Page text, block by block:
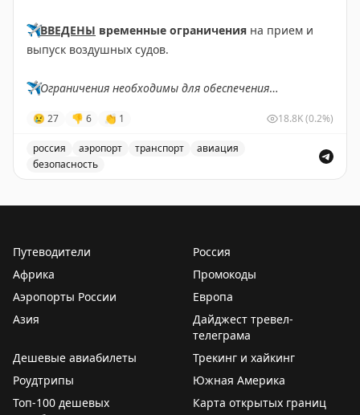
✈️ВВЕДЕНЫ временные ограничения на прием и
выпуск воздушных судов.
✈️Ограничения необходимы для обеспечения
✈️ Говорит Росавиация|MАХ
😢 27 👎 6 👏 1 18.8K(0.2%)
россия аэропорт транспорт
авиация
безопасность
Путеводители
Россия
Африка
Промокоды
Аэропорты России
Европа
Азия
Дайджест тревел-
телеграма
Дешевые авиабилеты
Трекинг и хайкинг
Роудтрипы
Южная Америка
Топ-100 дешевых
Карта открытых границ